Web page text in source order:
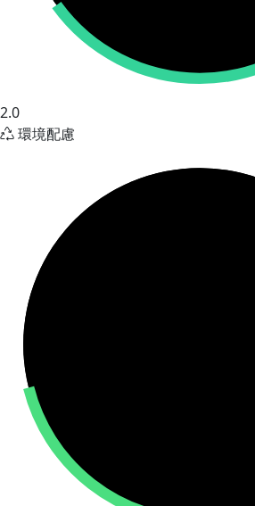
2.0
環境配慮